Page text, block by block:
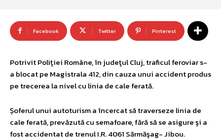
Facebook Twitter Pinterest
Potrivit Poliţiei Române, în judeţul Cluj, traficul feroviar s-
a blocat pe Magistrala 412, din cauza unui accident produs
pe trecerea la nivel cu linia de cale ferată.
Șoferul unui autoturism a încercat să traverseze linia de
cale ferată, prevăzută cu semafoare, fără să se asigure şi a
fost accidentat de trenul I.R. 4061 Sărmăşag- Jibou.